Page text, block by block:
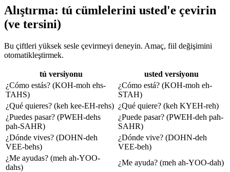
Alıştırma: tú cümlelerini usted'e çevirin
(ve tersini)
Bu çiftleri yüksek sesle çevirmeyi deneyin. Amaç, fiil değişimini
otomatikleştirmek.
tú versiyonu
usted versiyonu
¿Cómo estás? (KOH-moh ehs-
TAHS)
¿Cómo está? (KOH-moh eh-
STAH)
¿Qué quieres? (keh kee-EH-rehs) ¿Qué quiere? (keh KYEH-reh)
¿Puedes pasar? (PWEH-dehs
pah-SAHR)
¿Puede pasar? (PWEH-deh pah-
SAHR)
¿Dónde vives? (DOHN-deh
VEE-behs)
¿Dónde vive? (DOHN-deh
VEE-beh)
¿Me ayudas? (meh ah-YOO-
dahs)
¿Me ayuda? (meh ah-YOO-dah)